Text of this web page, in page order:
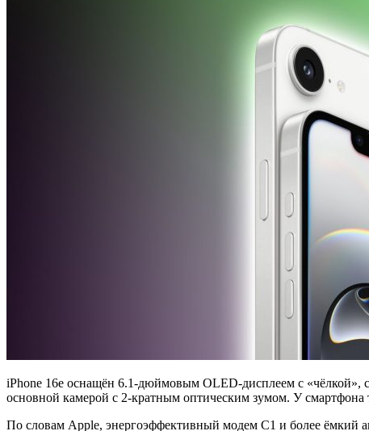
iPhone 16e оснащён 6.1-дюймовым OLED-дисплеем с «чёлкой»,
основной камерой с 2-кратным оптическим зумом. У
По словам Apple, энергоэффективный модем C1 и более ёмкий